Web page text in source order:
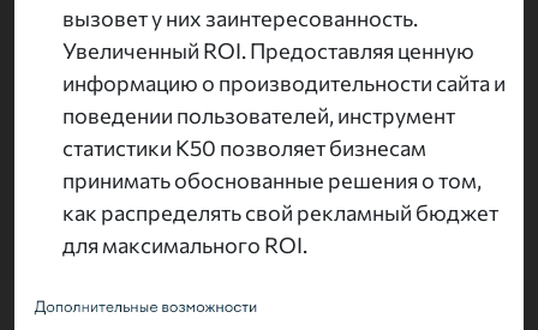
вызовет у них заинтересованность.
Увеличенный ROI. Предоставляя ценную
информацию о производительности сайта и
поведении пользователей, инструмент
статистики K50 позволяет бизнесам
принимать обоснованные решения о том,
как распределять свой рекламный бюджет
для максимального ROI.